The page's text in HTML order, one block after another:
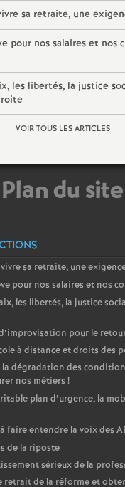
sa retraite, une
pour nos salaires et nos
les libertés, la justice
VOIR TOUS LES ARTICLES
Plan du site
sa retraite, une
pour nos salaires et nos
les libertés, la justice
pour le
à distance et droits des
la dégradation des
nos métiers !
plan d’urgence, la
faire entendre la voix des
de la riposte
sérieux de la
retrait de la réforme et